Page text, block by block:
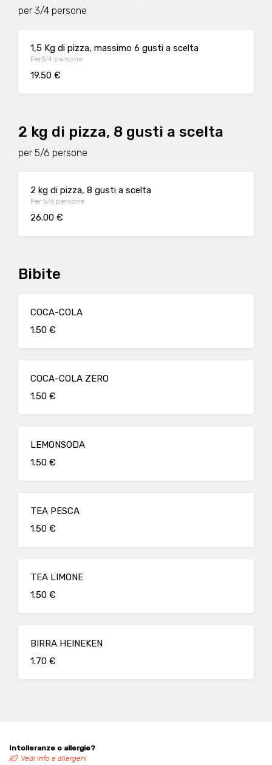
per 3/4 persone
1,5 Kg di pizza, massimo 6 gusti a scelta
Per3/4 persone
19.50 €
2 kg di pizza, 8 gusti a scelta
per 5/6 persone
2 kg di pizza, 8 gusti a scelta
Per 5/6 persone
26.00 €
Bibite
COCA-COLA
1.50 €
COCA-COLA ZERO
1.50 €
LEMONSODA
1.50 €
TEA PESCA
1.50 €
TEA LIMONE
1.50 €
BIRRA HEINEKEN
1.70 €
Intolleranze o allergie?
Vedi info e allergeni